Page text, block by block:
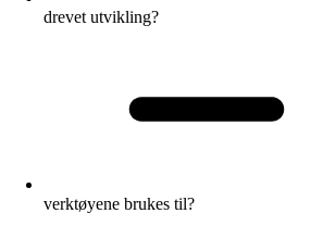
drevet utvikling?
verktøyene brukes til?